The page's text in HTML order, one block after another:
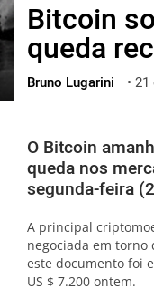
العربية
ไทย
ქართული
Bitcoin
queda
Bruno Lugarini • 21
O Bitcoin
queda nos
segunda-feira
A principal
negociada em torno
este documento foi
US $ 7.200 ontem.